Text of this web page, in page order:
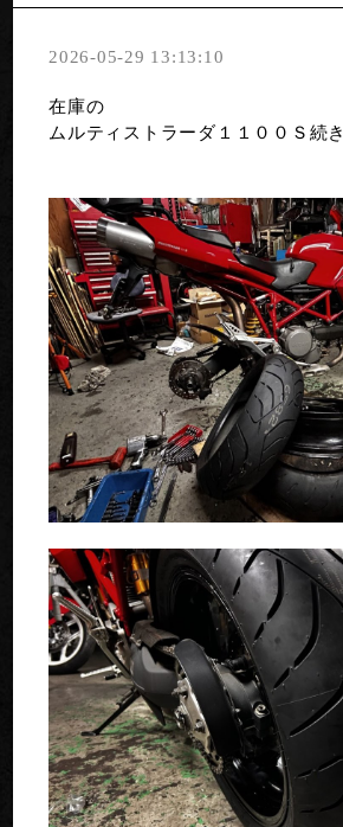
2026-05-29 13:13:10
在庫の
ムルティストラーダ１１００Ｓ続き